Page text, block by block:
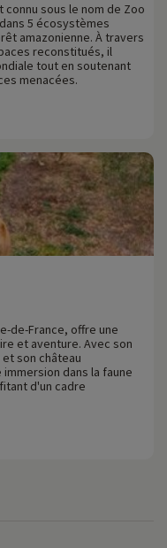
connu sous le nom de Zoo
5 écosystèmes
amazonienne. À travers
reconstitués, il
tout en soutenant
menacées.
de-France, offre une
et aventure. Avec son
son château
dans la faune
d'un cadre